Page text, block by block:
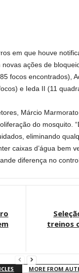
em que houve
ações de
focos encontrados),
e Ieda II (11
Márcio
do mosquito.
eliminando
caixas d’água bem
diferença no
treinos
MORE FROM